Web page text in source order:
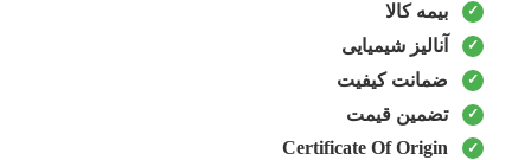
بیمه کالا
آنالیز شیمیایی
ضمانت کیفیت
تضمین قیمت
Certificate Of Origin